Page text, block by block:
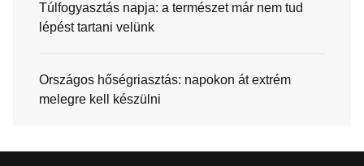
Túlfogyasztás napja: a természet már nem tud
lépést tartani velünk
Országos hőségriasztás: napokon át extrém
melegre kell készülni